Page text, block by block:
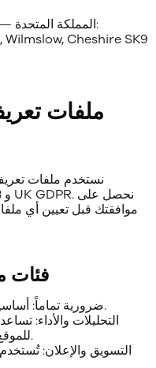
Cheshire SK9
نستخدم ملفات تعريف
موافقتك قبل تعيين أي
8.1
ضرورية تماماً: أساسية لعمل الموقع. لا تتطلب موافقة.
التحليلات والأداء:
للموقع (مجهولة الهوية). تتطلب موافقة.
التسويق والإعلان: